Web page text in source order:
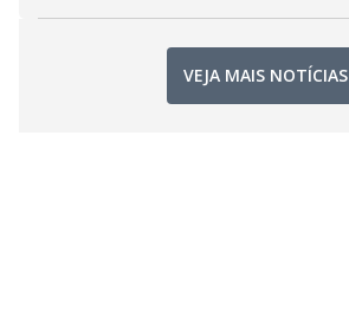
VEJA MAIS NOTÍCIAS